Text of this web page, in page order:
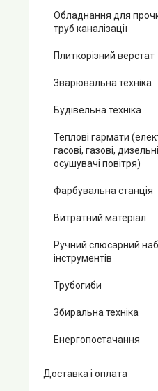
Обладнання для
труб каналізації
Плиткорізний верстат
Зварювальна техніка
Будівельна техніка
Теплові гармати
гасові, газові,
осушувачі повітря)
Фарбувальна станція
Витратний матеріал
Ручний слюсарний
інструментів
Трубогиби
Збиральна техніка
Енергопостачання
Доставка і оплата